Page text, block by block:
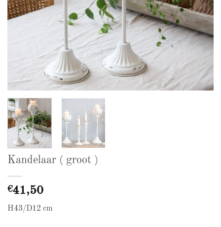
Kandelaar ( groot )
€41,50
H43/D12 cm